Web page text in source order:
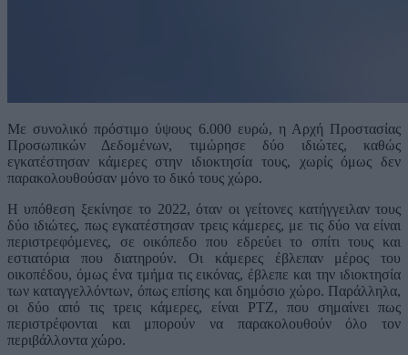
Με συνολικό πρόστιμο ύψους 6.000 ευρώ, η Αρχή Προστασίας
Προσωπικών Δεδομένων, τιμώρησε δύο ιδιώτες, καθώς
εγκατέστησαν κάμερες στην ιδιοκτησία τους, χωρίς όμως δεν
παρακολουθούσαν μόνο το δικό τους χώρο.
Η υπόθεση ξεκίνησε το 2022, όταν οι γείτονες κατήγγειλαν τους
δύο ιδιώτες, πως εγκατέστησαν τρεις κάμερες, με τις δύο να είναι
περιστρεφόμενες, σε οικόπεδο που εδρεύει το σπίτι τους και
εστιατόρια που διατηρούν. Οι κάμερες έβλεπαν μέρος του
οικοπέδου, όμως ένα τμήμα τις εικόνας, έβλεπε και την ιδιοκτησία
των καταγγελλόντων, όπως επίσης και δημόσιο χώρο. Παράλληλα,
οι δύο από τις τρεις κάμερες, είναι PTZ, που σημαίνει πως
περιστρέφονται και μπορούν να παρακολουθούν όλο τον
περιβάλλοντα χώρο.